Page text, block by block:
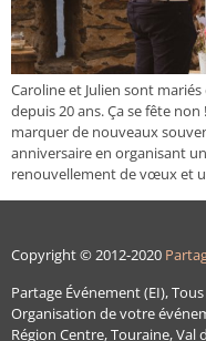
Caroline et Julien sont
depuis 20 ans. Ça se fête non
marquer de nouveaux
anniversaire en organisant
renouvellement de vœux et
Copyright © 2012-2020
Partage Événement (EI),
Organisation de votre
Région Centre, Touraine, Val